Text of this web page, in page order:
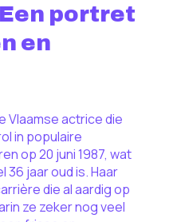
portret
en
Vlaamse actrice die
in populaire
op 20 juni 1987, wat
jaar oud is. Haar
die al aardig op
ze zeker nog veel